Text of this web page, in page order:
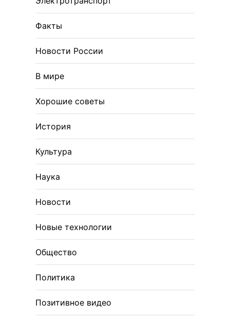
Факты
Новости России
В мире
Хорошие советы
История
Культура
Наука
Новости
Новые технологии
Общество
Политика
Позитивное видео